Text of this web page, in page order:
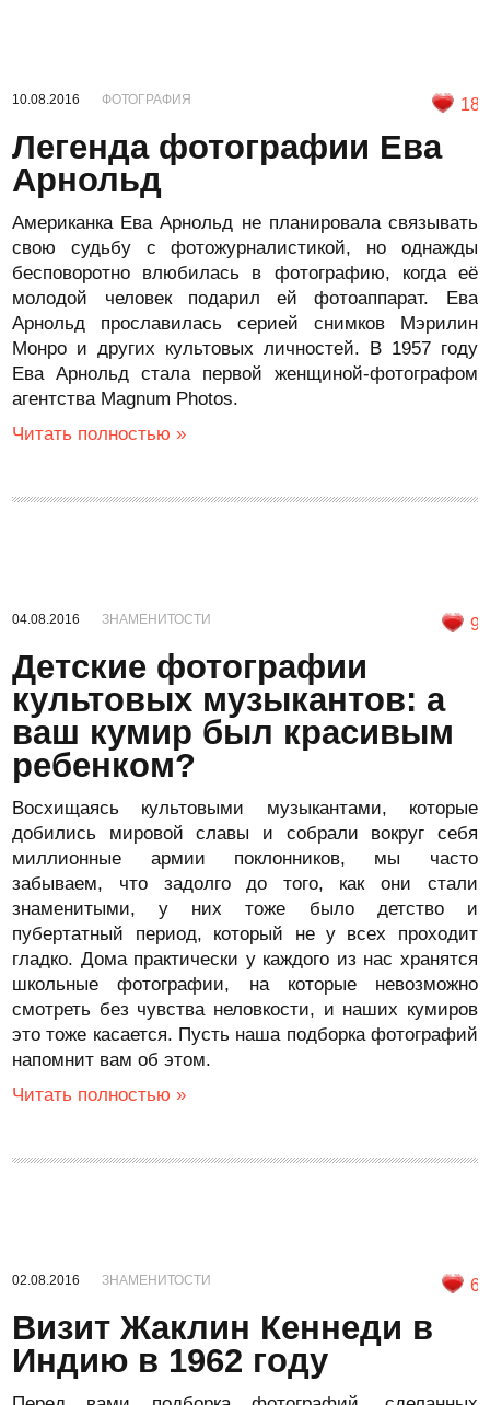
10.08.2016 ФОТОГРАФИЯ 18
Легенда фотографии Ева
Арнольд
Американка Ева Арнольд не планировала связывать
свою судьбу с фотожурналистикой, но однажды
бесповоротно влюбилась в фотографию, когда её
молодой человек подарил ей фотоаппарат. Ева
Арнольд прославилась серией снимков Мэрилин
Монро и других культовых личностей. В 1957 году
Ева Арнольд стала первой женщиной-фотографом
агентства Magnum Photos.
Читать полностью »
04.08.2016 ЗНАМЕНИТОСТИ 9
Детские фотографии
культовых музыкантов: а
ваш кумир был красивым
ребенком?
Восхищаясь культовыми музыкантами, которые
добились мировой славы и собрали вокруг себя
миллионные армии поклонников, мы часто
забываем, что задолго до того, как они стали
знаменитыми, у них тоже было детство и
пубертатный период, который не у всех проходит
гладко. Дома практически у каждого из нас хранятся
школьные фотографии, на которые невозможно
смотреть без чувства неловкости, и наших кумиров
это тоже касается. Пусть наша подборка фотографий
напомнит вам об этом.
Читать полностью »
02.08.2016 ЗНАМЕНИТОСТИ 6
Визит Жаклин Кеннеди в
Индию в 1962 году